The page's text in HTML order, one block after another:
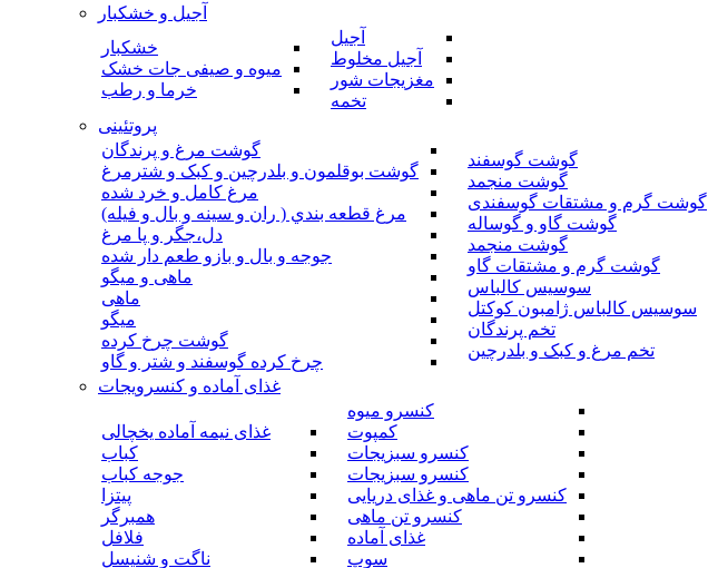
آجیل و خشکبار
آجیل
آجیل مخلوط
مغزیجات شور
تخمه
خشکبار
میوه و صیفی جات خشک
خرما و رطب
پروتئینی
گوشت گوسفند
گوشت منجمد
گوشت گرم و مشتقات گوسفندی
گوشت گاو و گوساله
گوشت منجمد
گوشت گرم و مشتقات گاو
سوسیس کالباس
سوسیس کالباس ژامبون کوکتل
تخم پرندگان
تخم مرغ و کبک و بلدرچین
گوشت مرغ و پرندگان
گوشت بوقلمون و بلدرچین و کبک و شترمرغ
مرغ کامل و خرد شده
مرغ قطعه بندي ( ران و سينه و بال و فيله)
دل،جگر و پا مرغ
جوجه و بال و بازو طعم دار شده
ماهی و میگو
ماهی
میگو
گوشت چرخ کرده
چرخ کرده گوسفند و شتر و گاو
غذای آماده و کنسرویجات
کنسرو میوه
کمپوت
کنسرو سبزیجات
کنسرو سبزیجات
کنسرو تن ماهی و غذای دریایی
کنسرو تن ماهی
غذای آماده
سوپ
غذای نیمه آماده یخچالی
کباب
جوجه کباب
پیتزا
همبرگر
فلافل
ناگت و شنیسل